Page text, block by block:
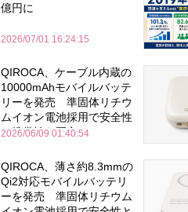
億円に
2026/07/01 16:24:15
QIROCA、ケーブル内蔵の
10000mAhモバイルバッテ
リーを発売 準固体リチウ
ムイオン電池採用で安全性
と携帯性を両立
2026/06/09 01:40:54
QIROCA、薄さ約8.3mmの
Qi2対応モバイルバッテリ
ーを発売 準固体リチウム